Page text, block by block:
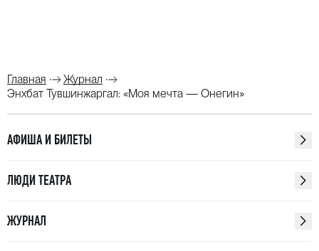
Главная
Журнал
Энхбат Тувшинжаргал: «Моя мечта — Онегин»
АФИША И БИЛЕТЫ
ЛЮДИ ТЕАТРА
ЖУРНАЛ